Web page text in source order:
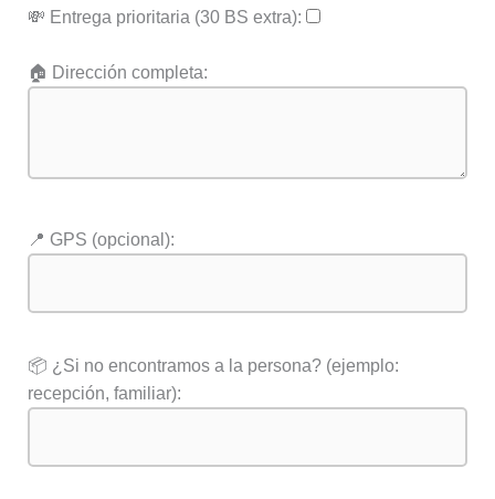
💸 Entrega prioritaria (30 BS extra):
🏠 Dirección completa:
📍 GPS (opcional):
📦 ¿Si no encontramos a la persona? (ejemplo:
recepción, familiar):